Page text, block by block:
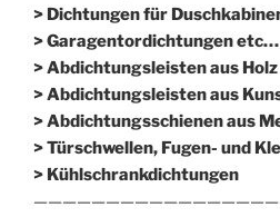
> Dichtungen für
> Garagentordichtungen etc…
> Abdichtungsleisten aus Holz
> Abdichtungsleisten aus
> Abdichtungsschienen aus
> Türschwellen, Fugen- und
> Kühlschrankdichtungen